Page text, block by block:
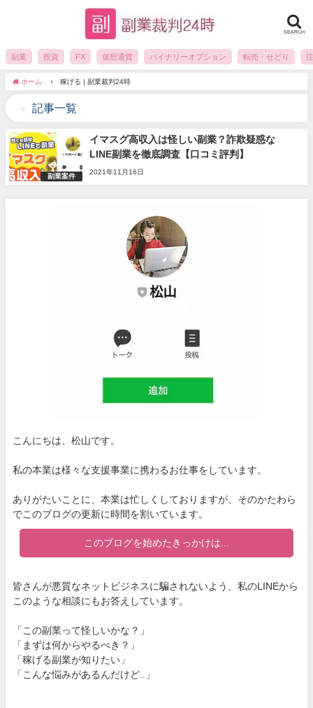
SEARCH
副業 投資 FX 仮想通貨 バイナリーオプション 転売・せどり
ホーム 稼げる | 副業裁判24時
記事一覧
副業案件
イマスグ高収入は怪しい副業？詐欺疑惑な
LINE副業を徹底調査【口コミ評判】
2021年11月16日
こんにちは、松山です。
私の本業は様々な支援事業に携わるお仕事をしています。
ありがたいことに、本業は忙しくしておりますが、そのかたわら
でこのブログの更新に時間を割いています。
このブログを始めたきっかけは...
皆さんが悪質なネットビジネスに騙されないよう、私のLINEから
このような相談にもお答えしています。
「この副業って怪しいかな？」
「まずは何からやるべき？」
「稼げる副業が知りたい」
「こんな悩みがあるんだけど..」